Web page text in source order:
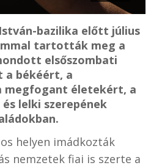
bazilika előtt július
tartották meg a
elsőszombati
a békéért, a
megfogant életekért, a
lelki szerepének
helyen imádkozták
nemzetek fiai is szerte a